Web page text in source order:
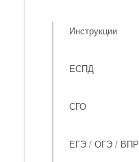
Инструкции
ЕСПД
СГО
ЕГЭ / ОГЭ / ВПР